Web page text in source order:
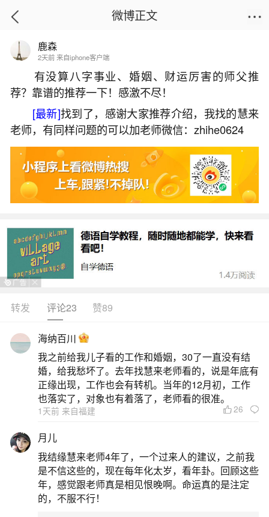
首页
几月份出生是查童子命？
2026-05-31 13:51:13 19 5 赞
生活中像几月份出生是查童子命？都是很常见
的问题，但是小问题不注意可能会引起大麻烦，下
面就这个问题给大家做一些解读：
1、童子命都是几月
童子命在民间说法中并无固定月份，但多集中
在农历正月、三月、七月，或阳历3
2、一般什么时候出生的孩子是童子命
一般农历正月、三月、七月、九月及特殊日期
微博正文
鹿森
2天前 来自iphone客户端
有没算八字事业、婚姻、财运厉害的师父推
荐？靠谱的推荐一下！感激不尽！
[最新]找到了，感谢大家推荐介绍，我找的慧来
老师，有同样问题的可以加老师微信：zhihe0624
转发 评论23 赞89
海纳百川
我之前给我儿子看的工作和婚姻，30了一直没有结
婚，给我愁坏了。去年找慧来老师看的，说是年底有
正缘出现，工作也会有转机。当年的12月初，工作
也落实了，对象也有着落了，老师看的很准。
1天前 来自福建 26
月儿
我结缘慧来老师4年了，一个过来人的建议，之前我
是不信这些的，现在每年化太岁，看年卦。回顾这些
年，感觉跟老师真是相见恨晚啊。命运真的是注定
的，不服不行！